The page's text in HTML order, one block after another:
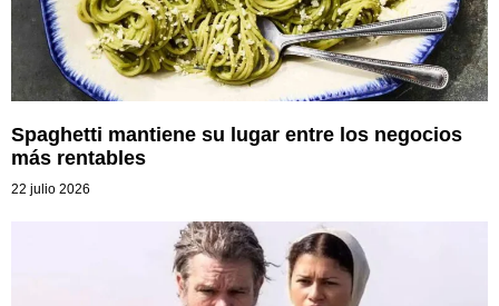
Spaghetti mantiene su lugar entre los negocios
más rentables
22 julio 2026